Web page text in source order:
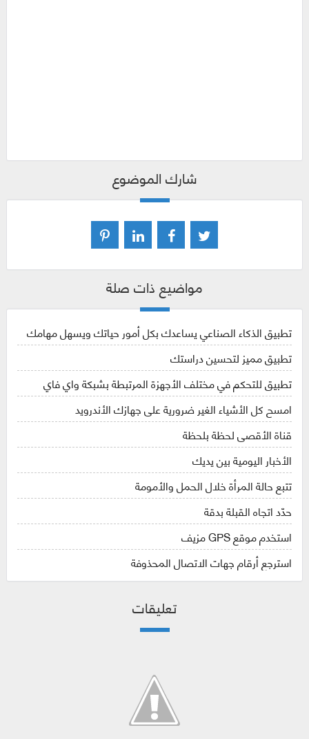
شارك الموضوع
مواضيع ذات صلة
تطبيق الذكاء الصناعي يساعدك بكل أمور حياتك ويسهل مهامك
تطبيق مميز لتحسين دراستك
تطبيق للتحكم في مختلف الأجهزة المرتبطة بشبكة واي فاي
امسح كل الأشياء الغير ضرورية على جهازك الأندرويد
قناة الأقصى لحظة بلحظة
الأخبار اليومية بين يديك
تتبع حالة المرأة خلال الحمل والأمومة
حدّد اتجاه القبلة بدقة
استخدم موقع GPS مزيف
استرجع أرقام جهات الاتصال المحذوفة
تعليقات